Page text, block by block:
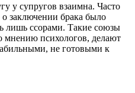
у супругов взаимна. Часто
о заключении брака было
лишь ссорами. Такие союзы
мнению психологов, делают
не готовыми к